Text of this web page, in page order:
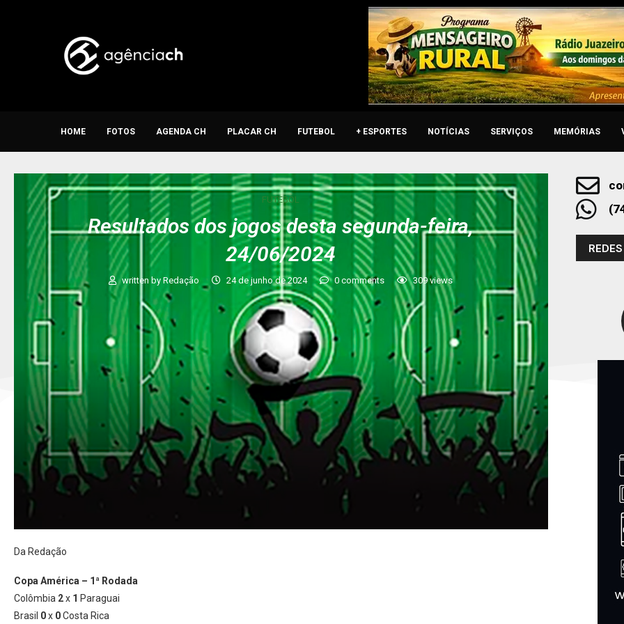
HOME FOTOS AGENDA CH PLACAR CH FUTEBOL + ESPORTES NOTÍCIAS SERVIÇOS MEMÓRIAS
FUTEBOL
Resultados dos jogos desta segunda-feira,
24/06/2024
written byRedação 24 de junho de 2024 0 comments 309 views
Da Redação
Copa América – 1ª Rodada
Colômbia 2x 1 Paraguai
Brasil 0x 0Costa Rica